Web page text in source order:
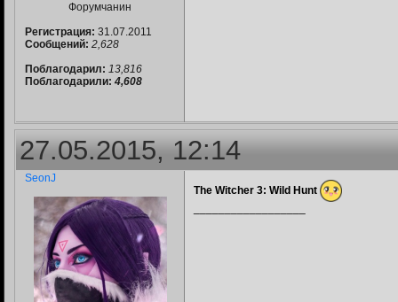
Форумчанин
Регистрация: 31.07.2011
Сообщений: 2,628
Поблагодарил: 13,816
Поблагодарили: 4,608
27.05.2015, 12:14
SeonJ
The Witcher 3: Wild Hunt